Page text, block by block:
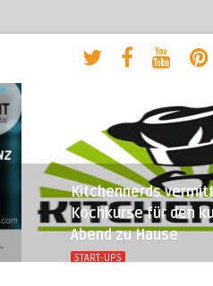
Kitchennerds
Kochkurse für den
Abend zu Hause
START-UPS